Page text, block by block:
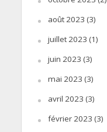
août 2023 (3)
juillet 2023 (1)
juin 2023 (3)
mai 2023 (3)
avril 2023 (3)
février 2023 (3)